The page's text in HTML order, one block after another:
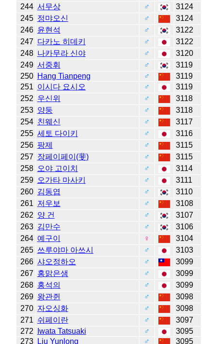
244 서무상 ♂
3124
245 정먀오신 ♂
3124
246 윤현석 ♂
3122
247 다카노 히데키 ♂
3122
248 나카무라 신야 ♂
3120
249 서중휘 ♂
3119
250 Hang Tianpeng ♂
3119
251 이시다 요시오 ♂
3119
252 우신위 ♂
3118
253 양둥 ♂
3118
254 친웨신 ♂
3117
255 세토 다이키 ♂
3116
256 팡제 ♂
3115
257 장페이페이(斐) ♂
3115
258 오야 고이치 ♂
3114
259 오가타 마사키 ♂
3111
260 김동엽 ♂
3110
261 저우보 ♂
3108
262 양 건 ♂
3107
263 김만수 ♂
3106
264 예구이 ♀
3104
265 쓰루야마 아쓰시 ♂
3103
266 샤오정하오 ♂
3099
267 홍맑은샘 ♂
3099
268 홍석의 ♂
3099
269 왕관쥔 ♂
3098
270 자오싱화 ♂
3098
271 쉬페이란 ♂
3097
272
Iwata Tatsuaki ♂
3095
273
Liu Yunlong ♂ 3095